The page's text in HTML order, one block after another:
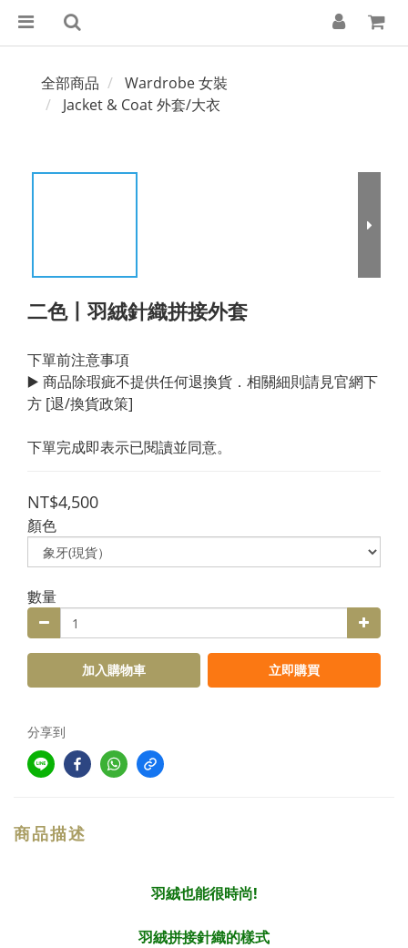
全部商品
Wardrobe 女裝
Jacket & Coat 外套/大衣
二色丨羽絨針織拼接外套
下單前注意事項
▶️ 商品除瑕疵不提供任何退換貨．相關細則請見官網下
方 [退/換貨政策]
下單完成即表示已閱讀並同意。
NT$4,500
顏色
數量
加入購物車 立即購買
分享到
商品描述
羽絨也能很時尚!
羽絨拼接針織的樣式